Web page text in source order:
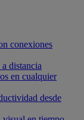
conexiones
distancia
en cualquier
desde